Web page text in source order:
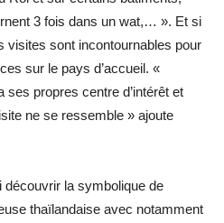
3 fois dans un wat,… ». Et si
visites sont incontournables pour
sur le pays d’accueil. «
ses propres centre d’intérêt et
ne se ressemble » ajoute
la symbolique de
thaïlandaise avec notamment